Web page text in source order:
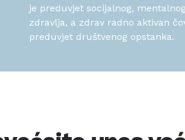
je preduvjet socijalnog,
zdravlja, a zdrav radno aktivan
preduvjet društvenog opstanka.